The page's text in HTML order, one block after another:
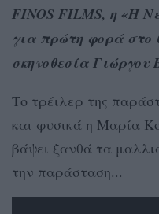
FINOS FILMS, η «Η
για πρώτη φορά στο
σκηνοθεσία Γιώργου
Το τρέιλερ της
και φυσικά η Μαρία
βάψει ξανθά τα
την παράσταση...